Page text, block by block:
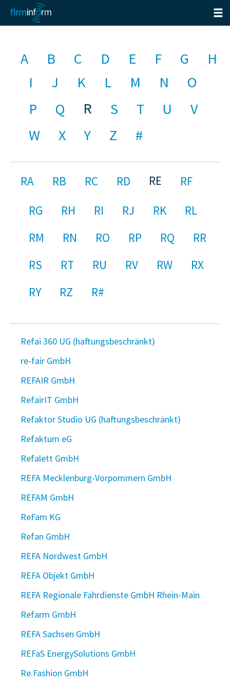
A B C D E F G
H
I
J K L M N
O
P
Q R S T U
V
W
X Y Z #
RA RB RC RD RE
RF
RG
RH RI RJ RK
RL
RM
RN RO RP RQ
RR
RS
RT RU RV RW
RX
RY
RZ R#
Refai 360 UG (haftungsbeschränkt)
re-fair GmbH
REFAIR GmbH
RefairIT GmbH
Refaktor Studio UG (haftungsbeschränkt)
Refaktum eG
Refalett GmbH
REFA Mecklenburg-Vorpommern GmbH
REFAM GmbH
ReFam KG
Refan GmbH
REFA Nordwest GmbH
REFA Objekt GmbH
REFA Regionale Fahrdienste GmbH Rhein-Main
Refarm GmbH
REFA Sachsen GmbH
REFaS EnergySolutions GmbH
Re.Fashion GmbH